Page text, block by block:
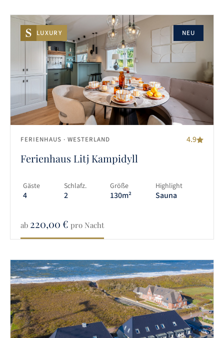
LUXURY NEU
FERIENHAUS · WESTERLAND 4.9
Ferienhaus Litj Kampidyll
Gäste
4
Schlafz.
2
Größe
130m²
Highlight
Sauna
ab 220,00€ pro Nacht